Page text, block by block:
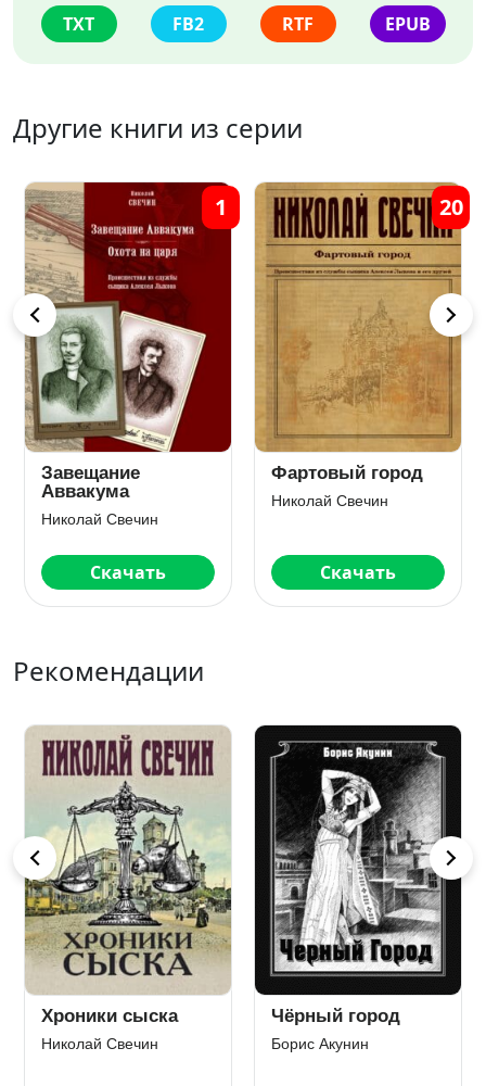
TXT FB2 RTF EPUB
Другие книги из серии
Завещание
Аввакума
Николай Свечин
Скачать
1
Фартовый город
Николай Свечин
Скачать
20
Рекомендации
Хроники сыска
Николай Свечин
Чёрный город
Борис Акунин